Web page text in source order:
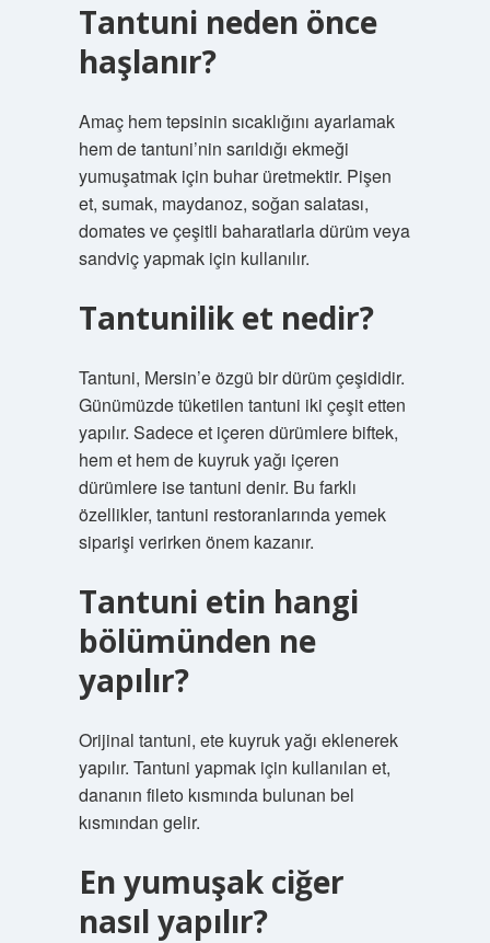
Tantuni neden önce
haşlanır?
Amaç hem tepsinin sıcaklığını ayarlamak
hem de tantuni’nin sarıldığı ekmeği
yumuşatmak için buhar üretmektir. Pişen
et, sumak, maydanoz, soğan salatası,
domates ve çeşitli baharatlarla dürüm veya
sandviç yapmak için kullanılır.
Tantunilik et nedir?
Tantuni, Mersin’e özgü bir dürüm çeşididir.
Günümüzde tüketilen tantuni iki çeşit etten
yapılır. Sadece et içeren dürümlere biftek,
hem et hem de kuyruk yağı içeren
dürümlere ise tantuni denir. Bu farklı
özellikler, tantuni restoranlarında yemek
siparişi verirken önem kazanır.
Tantuni etin hangi
bölümünden ne
yapılır?
Orijinal tantuni, ete kuyruk yağı eklenerek
yapılır. Tantuni yapmak için kullanılan et,
dananın fileto kısmında bulunan bel
kısmından gelir.
En yumuşak ciğer
nasıl yapılır?